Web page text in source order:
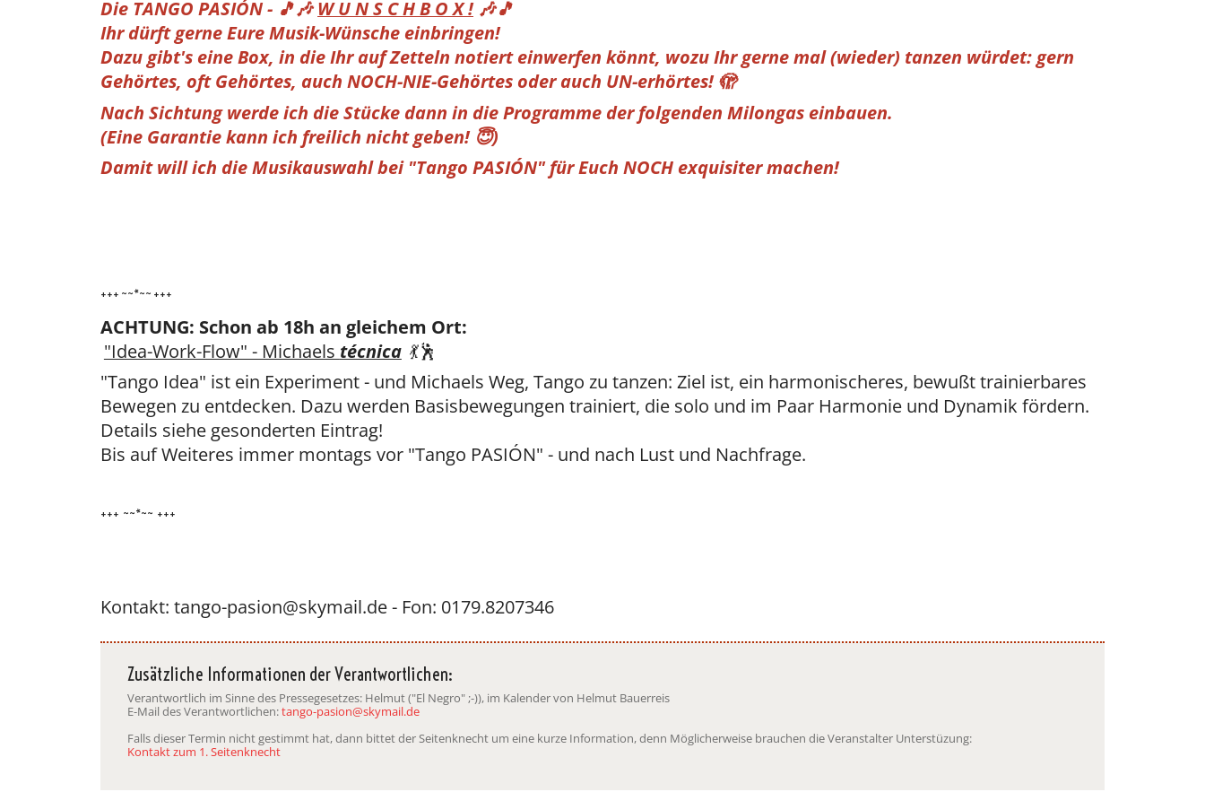
Die TANGO PASIÓN - 🎵🎶W U N S C H B O X !🎶🎵
Ihr dürft gerne Eure Musik-Wünsche einbringen!
Dazu gibt's eine Box, in die Ihr auf Zetteln notiert einwerfen könnt, wozu Ihr gerne mal (wieder) tanzen würdet: gern
Gehörtes, oft Gehörtes, auch NOCH-NIE-Gehörtes oder auch UN-erhörtes! 🫣
Nach Sichtung werde ich die Stücke dann in die Programme der folgenden Milongas einbauen.
(Eine Garantie kann ich freilich nicht geben! 😇)
Damit will ich die Musikauswahl bei "Tango PASIÓN" für Euch NOCH exquisiter machen!
+++ ~~*~~ +++
ACHTUNG: Schon ab 18h an gleichem Ort:
"Idea-Work-Flow" - Michaels técnica 💃🕺
"Tango Idea" ist ein Experiment - und Michaels Weg, Tango zu tanzen: Ziel ist, ein harmonischeres, bewußt trainierbares
Bewegen zu entdecken. Dazu werden Basisbewegungen trainiert, die solo und im Paar Harmonie und Dynamik fördern.
Details siehe gesonderten Eintrag!
Bis auf Weiteres immer montags vor "Tango PASIÓN" - und nach Lust und Nachfrage.
+++ ~~*~~ +++
Kontakt: tango-pasion@skymail.de - Fon: 0179.8207346
Zusätzliche Informationen der Verantwortlichen:
Verantwortlich im Sinne des Pressegesetzes: Helmut ("El Negro" ;-)), im Kalender von Helmut Bauerreis
E-Mail des Verantwortlichen:tango-pasion@skymail.de
Falls dieser Termin nicht gestimmt hat, dann bittet der Seitenknecht um eine kurze Information, denn Möglicherweise brauchen die Veranstalter Unterstüzung:
Kontakt zum 1. Seitenknecht